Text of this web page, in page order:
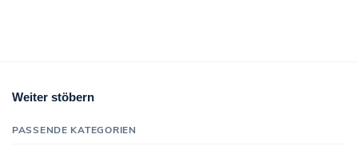
Weiter stöbern
PASSENDE KATEGORIEN